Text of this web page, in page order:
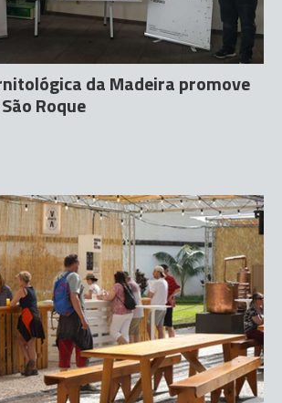
da Madeira promove
Roque